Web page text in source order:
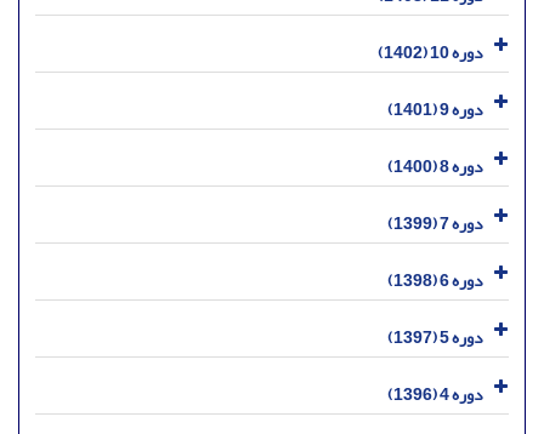
دوره 10 (1402)
دوره 9 (1401)
دوره 8 (1400)
دوره 7 (1399)
دوره 6 (1398)
دوره 5 (1397)
دوره 4 (1396)